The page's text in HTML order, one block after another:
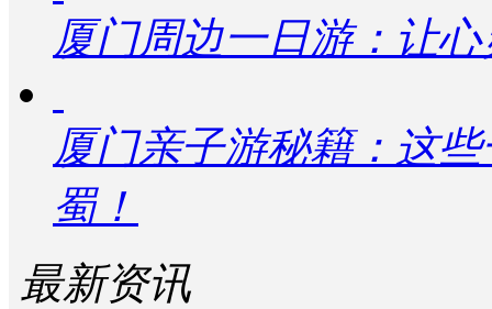
厦门周边一日游：让
厦门亲子游秘籍：这
蜀！
最新资讯